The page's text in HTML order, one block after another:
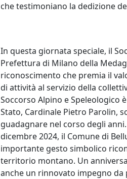
che testimoniano la dedizione
In questa giornata speciale, il
Prefettura di Milano della
riconoscimento che premia il
di attività al servizio della
Soccorso Alpino e Speleologico
Stato, Cardinale Pietro Parolin,
guadagnare nel corso degli
dicembre 2024, il Comune di
importante gesto simbolico
territorio montano. Un
anche un rinnovato impegno da